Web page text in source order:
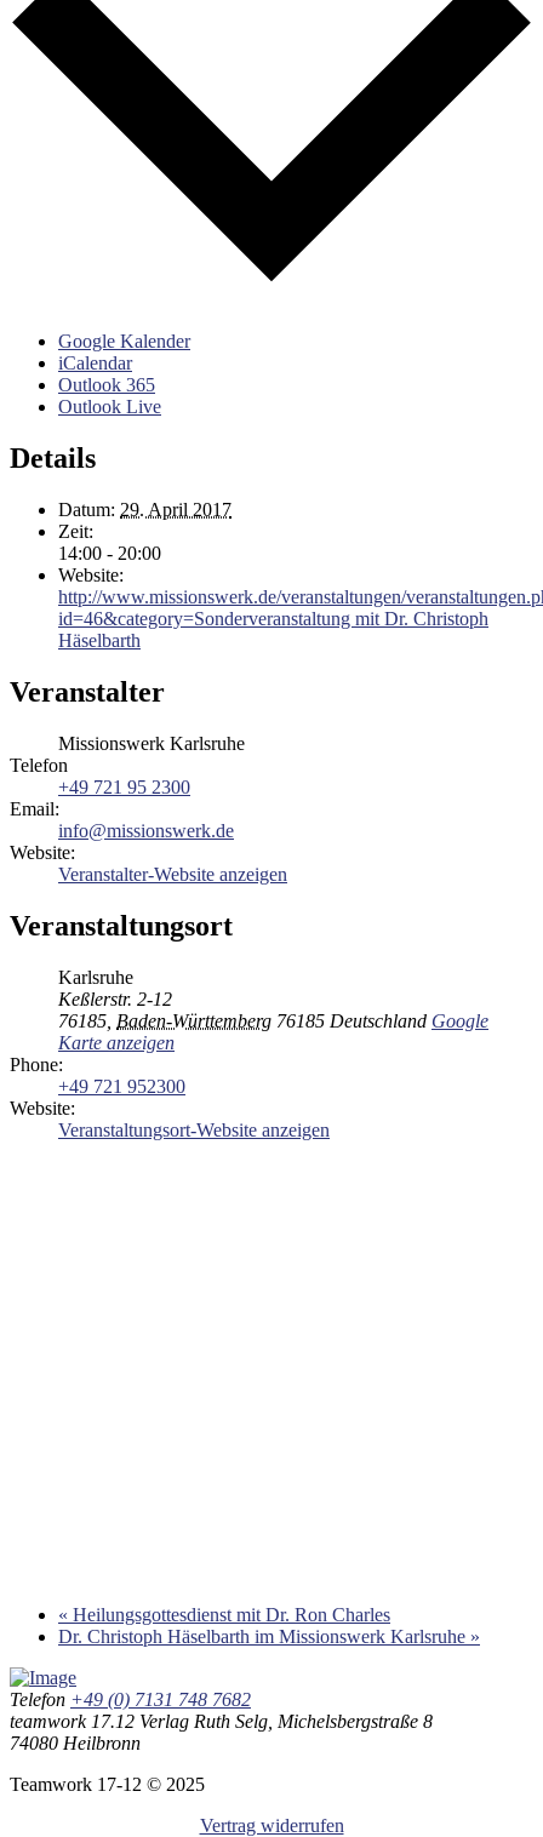
Google Kalender
iCalendar
Outlook 365
Outlook Live
Details
Datum: 29. April 2017
Zeit:
14:00 - 20:00
Website:
http://www.missionswerk.de/veranstaltungen/
id=46&category=Sonderveranstaltung mit Dr. Christoph
Häselbarth
Veranstalter
Missionswerk Karlsruhe
Telefon
+49 721 95 2300
Email:
info@missionswerk.de
Website:
Veranstalter-Website anzeigen
Veranstaltungsort
Karlsruhe
Keßlerstr. 2-12
76185 Baden-Württemberg 76185 Deutschland Google
Karte anzeigen
Phone:
+49 721 952300
Website:
Veranstaltungsort-Website anzeigen
« Heilungsgottesdienst mit Dr. Ron Charles
Dr. Christoph Häselbarth im Missionswerk Karlsruhe »
Telefon +49 (0) 7131 748 7682
teamwork 17.12 Verlag Ruth Selg, Michelsbergstraße 8
74080 Heilbronn
Teamwork 17-12 © 2025
Vertrag widerrufen